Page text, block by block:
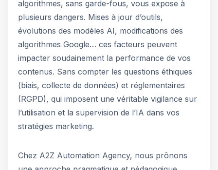
algorithmes, sans garde-fous, vous expose à
plusieurs dangers. Mises à jour d’outils,
évolutions des modèles AI, modifications des
algorithmes Google… ces facteurs peuvent
impacter soudainement la performance de vos
contenus. Sans compter les questions éthiques
(biais, collecte de données) et réglementaires
(RGPD), qui imposent une véritable vigilance sur
l’utilisation et la supervision de l’IA dans vos
stratégies marketing.
Chez A2Z Automation Agency, nous prônons